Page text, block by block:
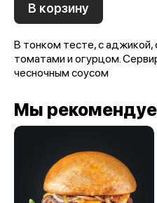
В корзину
В тонком тесте, с аджикой,
томатами и огурцом.
чесночным соусом
Мы